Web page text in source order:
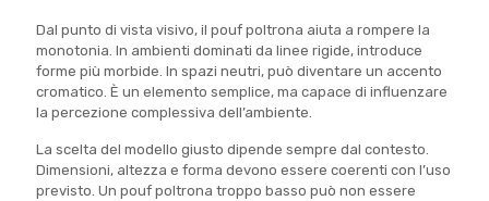
Dal punto di vista visivo, il pouf poltrona aiuta a rompere la
monotonia. In ambienti dominati da linee rigide, introduce
forme più morbide. In spazi neutri, può diventare un accento
cromatico. È un elemento semplice, ma capace di influenzare
la percezione complessiva dell’ambiente.
La scelta del modello giusto dipende sempre dal contesto.
Dimensioni, altezza e forma devono essere coerenti con l’uso
previsto. Un pouf poltrona troppo basso può non essere